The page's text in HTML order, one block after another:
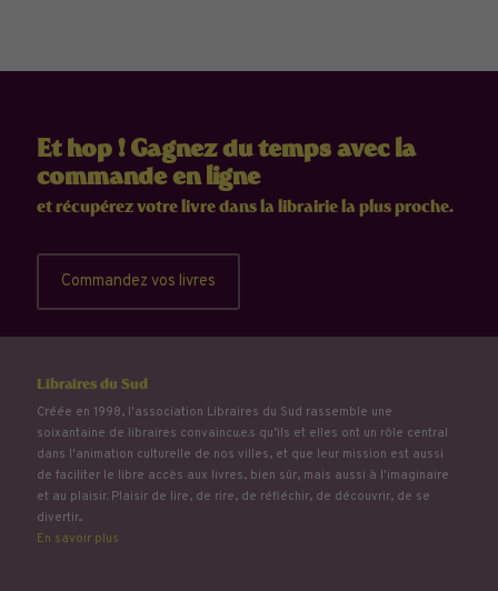
Et hop ! Gagnez du temps avec la
commande en ligne
et récupérez votre livre dans la librairie la plus proche.
Commandez vos livres
Libraires du Sud
Créée en 1998, l'association Libraires du Sud rassemble une
soixantaine de libraires convaincu.e.s qu’ils et elles ont un rôle central
dans l'animation culturelle de nos villes, et que leur mission est aussi
de faciliter le libre accès aux livres, bien sûr, mais aussi à l'imaginaire
et au plaisir. Plaisir de lire, de rire, de réfléchir, de découvrir, de se
divertir...
En savoir plus